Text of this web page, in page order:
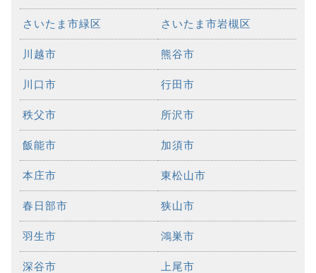
さいたま市緑区 さいたま市岩槻区
川越市 熊谷市
川口市 行田市
秩父市 所沢市
飯能市 加須市
本庄市 東松山市
春日部市 狭山市
羽生市 鴻巣市
深谷市 上尾市